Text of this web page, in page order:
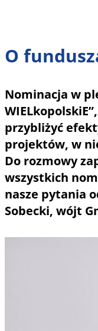
O
Nominacja w
przybliżyć
projektów, w
Do rozmowy
wszystkich
nasze pytania
Sobecki, wójt